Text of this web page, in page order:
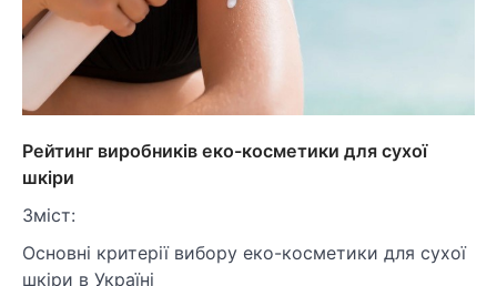
Рейтинг виробників еко-косметики для сухої
шкіри
Зміст:
Основні критерії вибору еко-косметики для сухої
шкіри в Україні